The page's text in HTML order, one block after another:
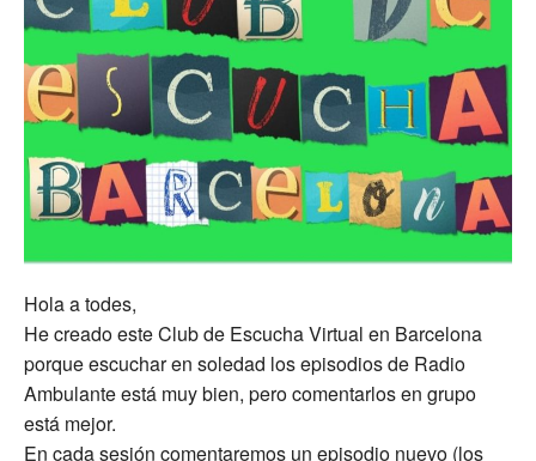
Hola a todes,
He creado este Club de Escucha Virtual en Barcelona
porque escuchar en soledad los episodios de Radio
Ambulante está muy bien, pero comentarlos en grupo
está mejor.
En cada sesión comentaremos un episodio nuevo (los